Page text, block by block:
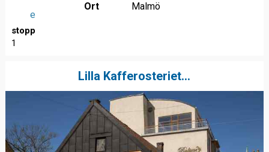
e
Ort Malmö
stopp
1
Lilla Kafferosteriet...